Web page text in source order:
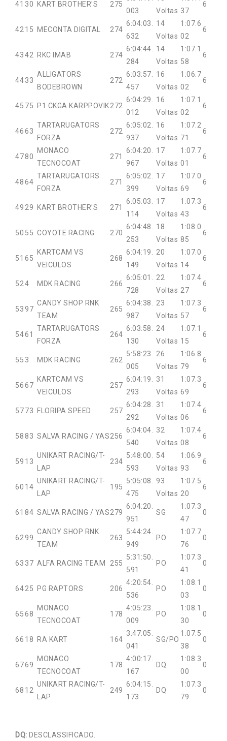
41 30 KART BROTHER'S 275
003
Voltas 37
6
42 15 MECONTA DIGITAL 274
6:04:03.
632
14
Voltas
1:07.6
02
6
4342 RKC IMAB 274
6:04:44.
284
14
Voltas
1:07.1
58
6
4433
ALLIGATORS
BODEBROWN
272
6:03:57.
457
16
Voltas
1:06.7
02
6
45 75 P1 CKGA KARPPOVIK272
6:04:29.
012
16
Voltas
1:07.1
02
6
4663
TARTARUGATORS
FORZA
272
6:05:02.
937
16
Voltas
1:07.2
71
6
4780
MONACO
TECNOCOAT
271
6:04:20.
967
17
Voltas
1:07.7
01
6
4864
TARTARUGATORS
FORZA
271
6:05:02.
399
17
Voltas
1:07.0
69
6
49 29 KART BROTHER'S 271
6:05:03.
114
17
Voltas
1:07.3
43
6
50 55 COYOTE RACING 270
6:04:48.
253
18
Voltas
1:08.0
85
6
51 65
KARTCAM VS
VEICULOS
268
6:04:19.
149
20
Voltas
1:07.0
14
6
524 MDK RACING 266
6:05:01.
728
22
Voltas
1:07.4
27
6
5397
CANDY SHOP RNK
TEAM
265
6:04:38.
987
23
Voltas
1:07.3
57
6
5461
TARTARUGATORS
FORZA
264
6:03:58.
130
24
Voltas
1:07.1
15
6
55 3 MDK RACING 262
5:58:23.
005
26
Voltas
1:06.8
79
6
5667
KARTCAM VS
VEICULOS
257
6:04:19.
293
31
Voltas
1:07.3
69
6
5773 FLORIPA SPEED 257
6:04:28.
292
31
Voltas
1:07.4
06
6
58 83 SALVA RACING / YAS256
6:04:04.
540
32
Voltas
1:07.4
08
6
59 13
UNIKART RACING/T-
LAP
234
5:48:00.
593
54
Voltas
1:06.9
93
6
60 14
UNIKART RACING/T-
LAP
195
5:05:08.
475
93
Voltas
1:07.5
20
6
61 84 SALVA RACING / YAS279
6:04:20.
951
SG
1:07.3
47
0
6299
CANDY SHOP RNK
TEAM
263
5:44:24.
949
PO
1:07.7
76
0
63 37 ALFA RACING TEAM 255
5:31:50.
591
PO
1:07.3
41
0
6425 PG RAPTORS 206
4:20:54.
536
PO
1:08.1
03
0
6568
MONACO
TECNOCOAT
178
4:05:23.
009
PO
1:08.1
30
0
66 18 RA KART 164
3:47:05.
041
SG/PO
1:07.5
38
0
6769
MONACO
TECNOCOAT
178
4:00:17.
167
DQ
1:08.3
00
0
68 12
UNIKART RACING/T-
LAP
249
6:04:15.
173
DQ
1:07.3
79
0
DQ: DESCLASSIFICADO.